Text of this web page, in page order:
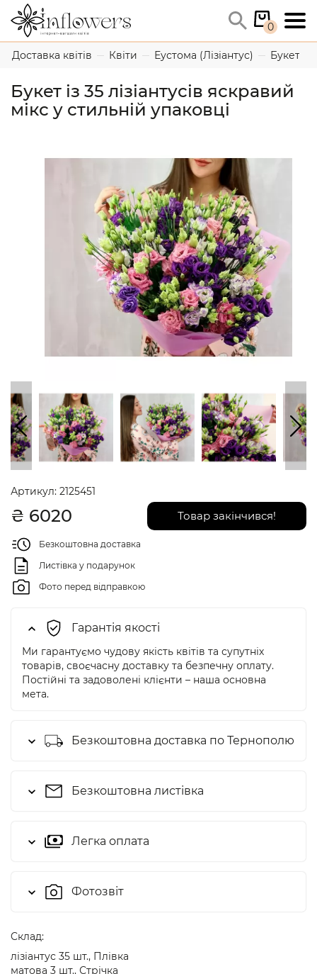
0
Доставка квітів Квіти Еустома (Лізіантус) Букет із
Букет із 35 лізіантусів яскравий
мікс у стильній упаковці
Артикул: 2125451
₴ 6020 Товар закінчився!
Безкоштовна доставка
Листівка у подарунок
Фото перед відправкою
Гарантія якості
Ми гарантуємо чудову якість квітів та супутніх
товарів, своєчасну доставку та безпечну оплату.
Постійні та задоволені клієнти – наша основна
мета.
Безкоштовна доставка по Тернополю
Безкоштовна листівка
Легка оплата
Фотозвіт
Cклад:
лізіантус 35 шт., Плівка
матова 3 шт., Стрічка